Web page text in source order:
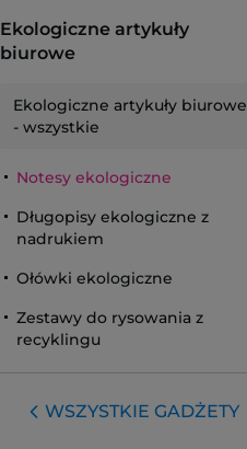
Ekologiczne artykuły
biurowe
Ekologiczne artykuły biurowe
- wszystkie
Notesy ekologiczne
Długopisy ekologiczne z
nadrukiem
Ołówki ekologiczne
Zestawy do rysowania z
recyklingu
WSZYSTKIE GADŻETY